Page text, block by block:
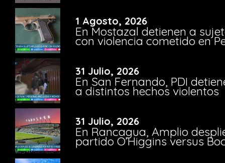
1 Agosto, 2026
En Mostazal detienen a
con violencia cometido en
31 Julio, 2026
En San Fernando, PDI
a distintos hechos violentos
31 Julio, 2026
En Rancagua, Amplio
partido O’Higgins versus